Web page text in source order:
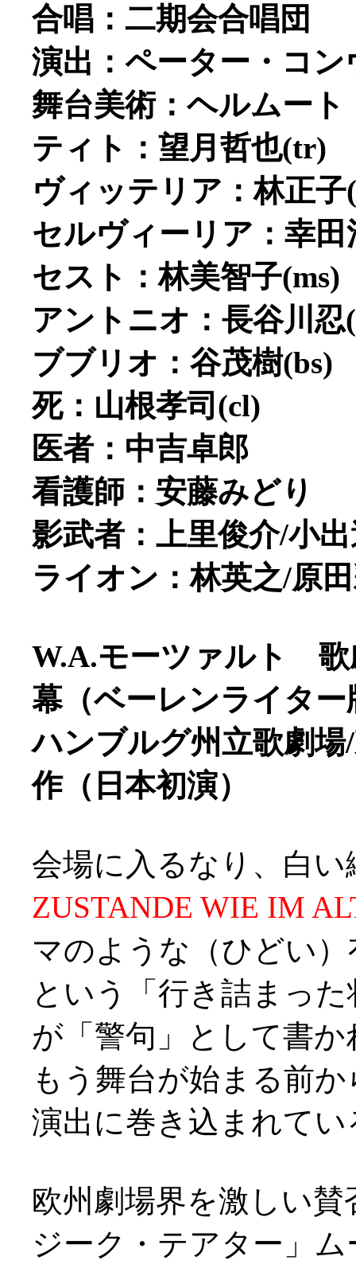
合唱：二期会合唱団
演出：ペーター・コ
舞台美術：ヘルムート
ティト：望月哲也(tr)
ヴィッテリア：林正子
セルヴィーリア：幸田
セスト：林美智子(ms)
アントニオ：長谷川忍
ブブリオ：谷茂樹(bs)
死：山根孝司(cl)
医者：中吉卓郎
看護師：安藤みどり
影武者：上里俊介/小
ライオン：林英之/原
W.A.モーツァルト 歌
幕（ベーレンライター
ハンブルグ州立歌劇
作（日本初演）
会場に入るなり、白
ZUSTANDE WIE IM
マのような（ひどい
という「行き詰まっ
が「警句」として書
もう舞台が始まる前
演出に巻き込まれて
欧州劇場界を激しい
ジーク・テアター」